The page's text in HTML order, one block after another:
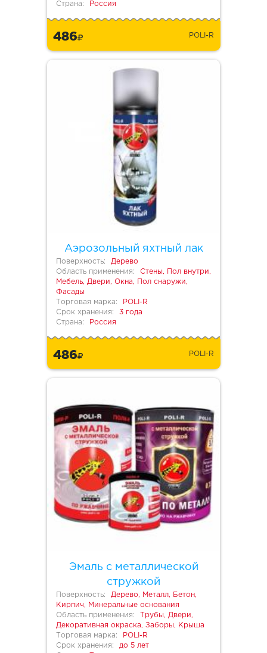
Страна:
Россия
486 POLI-R
Аэрозольный яхтный лак
Поверхность:
Дерево
Область применения:
Стены, Пол внутри,
Мебель, Двери, Окна, Пол снаружи,
Фасады
Торговая марка:
POLI-R
Срок хранения:
3 года
Страна:
Россия
486 POLI-R
Эмаль с металлической
стружкой
Поверхность:
Дерево, Металл, Бетон,
Кирпич, Минеральные основания
Область применения:
Трубы, Двери,
Декоративная окраска, Заборы, Крыша
Торговая марка:
POLI-R
Срок хранения:
до 5 лет